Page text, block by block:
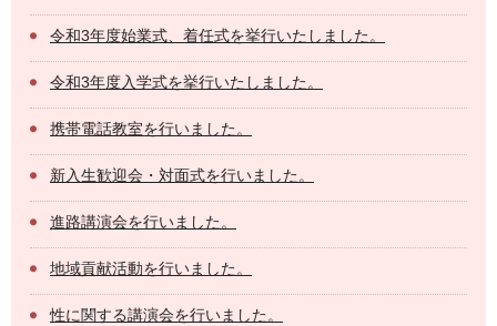
令和3年度始業式、着任式を挙行いたしました。
令和3年度入学式を挙行いたしました。
携帯電話教室を行いました。
新入生歓迎会・対面式を行いました。
進路講演会を行いました。
地域貢献活動を行いました。
性に関する講演会を行いました。